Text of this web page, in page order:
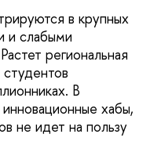
в крупных
и слабыми
региональная
В
хабы,
не идет на пользу